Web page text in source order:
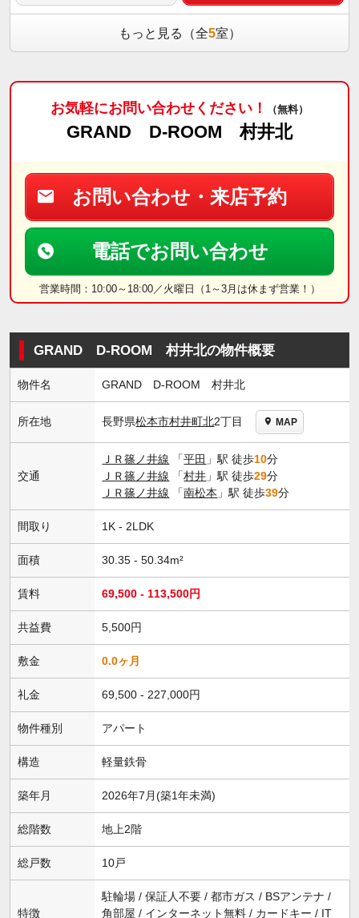
もっと見る（全5室）
お気軽にお問い合わせください！ （無料）
GRAND D-ROOM 村井北
お問い合わせ・来店予約
電話でお問い合わせ
営業時間：10:00～18:00／火曜日（1～3月は休まず営業！）
GRAND D-ROOM 村井北の物件概要
物件名 GRAND D-ROOM 村井北
所在地 長野県松本市村井町北2丁目 MAP
交通
ＪＲ篠ノ井線 「平田 」駅 徒歩10分
ＪＲ篠ノ井線 「村井 」駅 徒歩29分
ＪＲ篠ノ井線 「南松本 」駅 徒歩39分
間取り 1K - 2LDK
面積 30.35 - 50.34m²
賃料 69,500 - 113,500円
共益費 5,500円
敷金 0.0ヶ月
礼金 69,500 - 227,000円
物件種別 アパート
構造 軽量鉄骨
築年月 2026年7月(築1年未満)
総階数 地上2階
総戸数 10戸
特徴
駐輪場 / 保証人不要 / 都市ガス / BSアンテナ /
角部屋 / インターネット無料 / カードキー / IT